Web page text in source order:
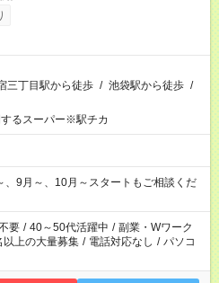
三丁目駅から徒歩 / 池袋駅から徒歩 /
るスーパー※駅チカ
9月～、10月～スタートもご相談くだ
要 / 40～50代活躍中 / 副業・Wワーク
以上の大量募集 / 電話対応なし / パソコ